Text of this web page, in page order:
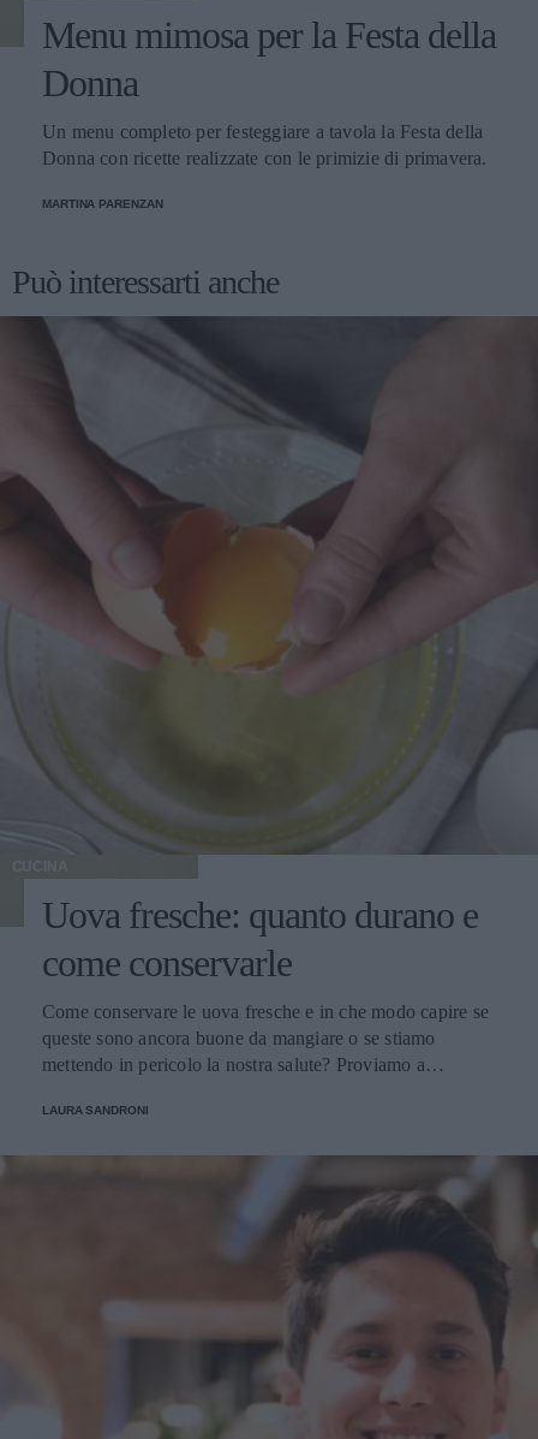
Menu mimosa per la Festa della
Donna
Un menu completo per festeggiare a tavola la Festa della
Donna con ricette realizzate con le primizie di primavera.
MARTINA PARENZAN
Può interessarti anche
CUCINA
Uova fresche: quanto durano e
come conservarle
Come conservare le uova fresche e in che modo capire se
queste sono ancora buone da mangiare o se stiamo
mettendo in pericolo la nostra salute? Proviamo a
LAURA SANDRONI